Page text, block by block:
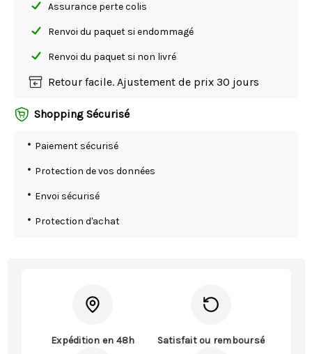
Assurance perte colis
Renvoi du paquet si endommagé
Renvoi du paquet si non livré
Retour facile. Ajustement de prix 30 jours
Shopping Sécurisé
Paiement sécurisé
Protection de vos données
Envoi sécurisé
Protection d'achat
Expédition en 48h Satisfait ou remboursé